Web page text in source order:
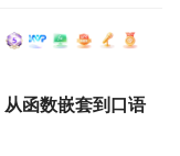
函数嵌套到口语